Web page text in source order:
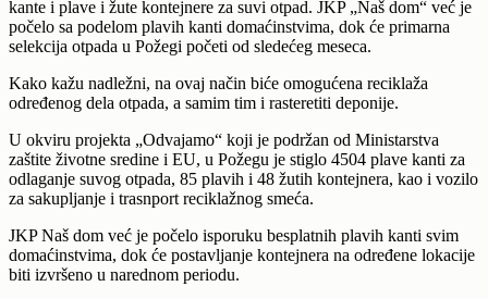
kante i plave i žute kontejnere za suvi otpad. JKP „Naš dom“ već je
počelo sa podelom plavih kanti domaćinstvima, dok će primarna
selekcija otpada u Požegi početi od sledećeg meseca.
Kako kažu nadležni, na ovaj način biće omogućena reciklaža
određenog dela otpada, a samim tim i rasteretiti deponije.
U okviru projekta „Odvajamo“ koji je podržan od Ministarstva
zaštite životne sredine i EU, u Požegu je stiglo 4504 plave kanti za
odlaganje suvog otpada, 85 plavih i 48 žutih kontejnera, kao i vozilo
za sakupljanje i trasnport reciklažnog smeća.
JKP Naš dom već je počelo isporuku besplatnih plavih kanti svim
domaćinstvima, dok će postavljanje kontejnera na određene lokacije
biti izvršeno u narednom periodu.